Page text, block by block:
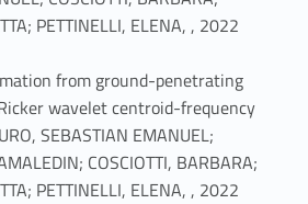
PETTINELLI, ELENA, , 2022
from ground-penetrating
wavelet centroid-frequency
SEBASTIAN EMANUEL;
COSCIOTTI, BARBARA;
PETTINELLI, ELENA, , 2022 Link identifier #identifier_person_106596-16